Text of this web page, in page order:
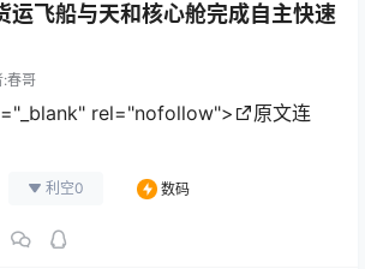
运飞船与天和核心舱完成自主快速
:春哥
rel="nofollow">
原文连
利空0 数码